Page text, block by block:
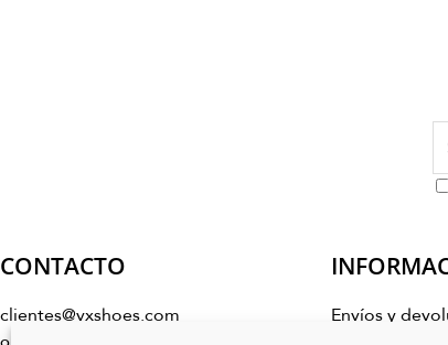
CONTACTO
clientes@vxshoes.com
Envíos y